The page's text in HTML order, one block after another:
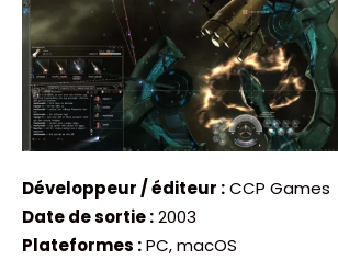
Développeur / éditeur :CCP Games
Date de sortie :2003
Plateformes :PC, macOS